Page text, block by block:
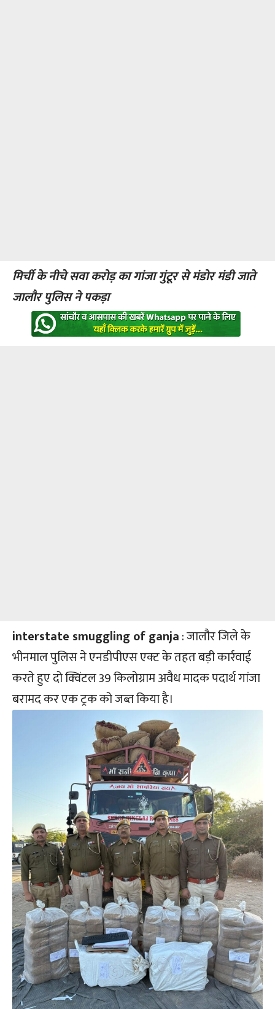
मिर्ची के नीचे सवा करोड़ का गांजा गुंटूर से मंडोर मंडी जाते
जालौर पुलिस ने पकड़ा
interstate smuggling of ganja: जालौर जिले के
भीनमाल पुलिस ने एनडीपीएस एक्ट के तहत बड़ी कार्रवाई
करते हुए दो क्विंटल 39 किलोग्राम अवैध मादक पदार्थ गांजा
बरामद कर एक ट्रक को जब्त किया है।